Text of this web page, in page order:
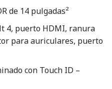
de 14 pulgadas²
4, puerto HDMI, ranura
para auriculares, puerto
con Touch ID –